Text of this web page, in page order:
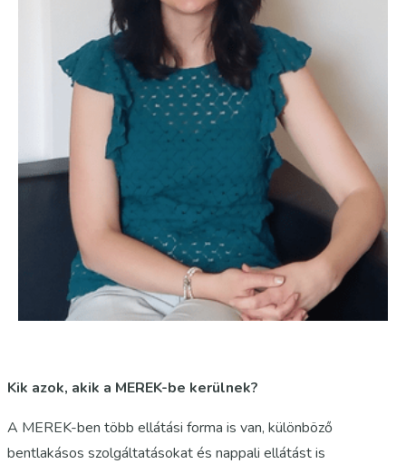
Kik azok, akik a MEREK-be kerülnek?
A MEREK-ben több ellátási forma is van, különböző
bentlakásos szolgáltatásokat és nappali ellátást is